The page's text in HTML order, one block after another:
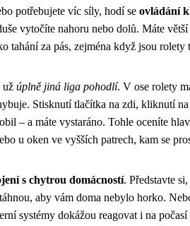
potřebujete víc síly, hodí se ovládání
vytočíte nahoru nebo dolů. Máte
tahání za pás, zejména když jsou rolety
už úplně jiná liga pohodlí. V ose rolety
Stisknutí tlačítka na zdi, kliknutí
– a máte vystaráno. Tohle oceníte
u oken ve vyšších patrech, kam se
s chytrou domácností. Představte
aby vám doma nebylo horko.
systémy dokážou reagovat i na